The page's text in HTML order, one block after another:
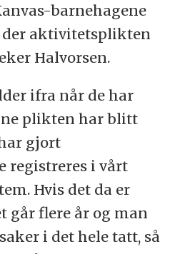
barnehagene
aktivitetsplikten
Halvorsen.
ifra når de har
plikten har blitt
gjort
registreres i vårt
Hvis det da er
går flere år og man
i det hele tatt, så